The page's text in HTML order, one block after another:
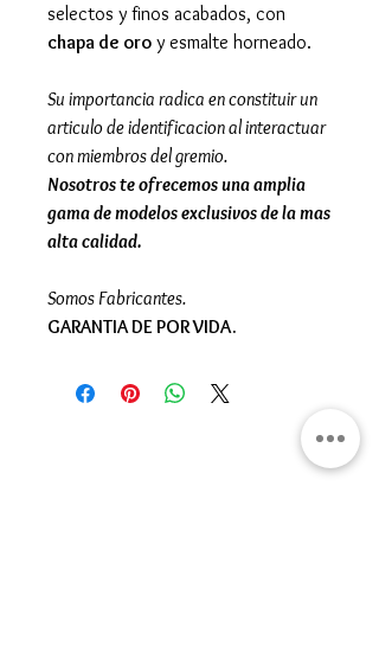
selectos y finos acabados, con
chapa de oro y esmalte horneado.
Su importancia radica en constituir un
articulo de identificacion al interactuar
con miembros del gremio.
Nosotros te ofrecemos una amplia
gama de modelos exclusivos de la mas
alta calidad.
Somos Fabricantes.
GARANTIA DE POR VIDA.